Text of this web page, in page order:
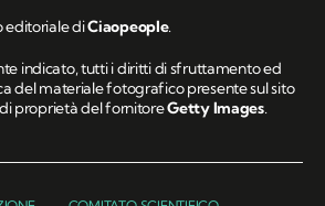
editoriale diCiaopeople.
indicato, tutti i diritti di sfruttamento ed
del materiale fotografico presente sul sito
proprietà del fornitoreGetty Images.